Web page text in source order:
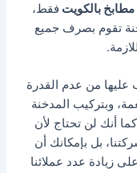
بالكويت فقط،
تقوم بصرف جميع
من عدم القدرة
وبتركيب المدخنة
أنك لن تحتاج لأن
بل بإمكانك أن
زيادة عدد عملائنا